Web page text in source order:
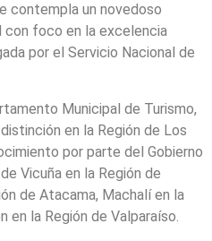
contempla un novedoso
con foco en la excelencia
por el Servicio Nacional de
Municipal de Turismo,
en la Región de Los
por parte del Gobierno
Vicuña en la Región de
de Atacama, Machalí en la
en la Región de Valparaíso.